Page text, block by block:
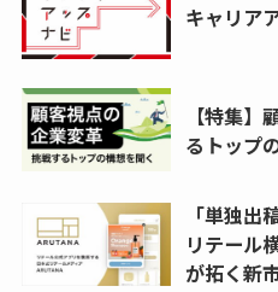
キャリア
【特集
るトップ
「単独出
リテール
が拓く新